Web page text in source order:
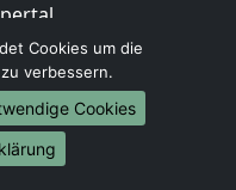
Cookies um die
verbessern.
Cookies